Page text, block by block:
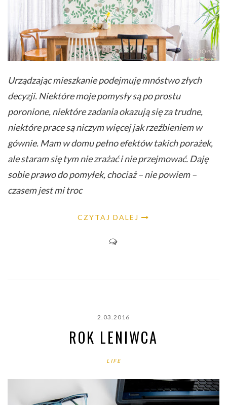
Urządzając mieszkanie podejmuję mnóstwo złych
decyzji. Niektóre moje pomysły są po prostu
poronione, niektóre zadania okazują się za trudne,
niektóre prace są niczym więcej jak rzeźbieniem w
gównie. Mam w domu pełno efektów takich porażek,
ale staram się tym nie zrażać i nie przejmować. Daję
sobie prawo do pomyłek, chociaż – nie powiem –
czasem jest mi troc
CZYTAJ DALEJ
2.03.2016
ROK LENIWCA
LIFE